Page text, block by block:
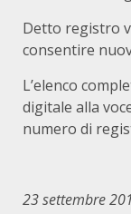
Detto registro
consentire
L’elenco
digitale alla
numero di
23 settembre